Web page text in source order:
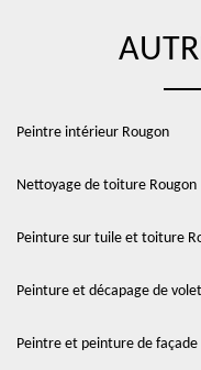
Peintre intérieur Rougon
Nettoyage de toiture Rougon
Peinture sur tuile et toiture
Peinture et décapage de
Peintre et peinture de façade